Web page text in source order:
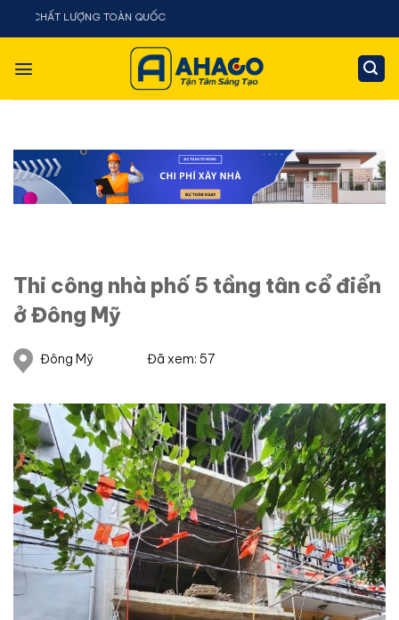
Chuyển
dung
QUỐC
Thi công nhà phố 5 tầng tân cổ điển
ở Đông Mỹ
Đông Mỹ Đã xem: 57